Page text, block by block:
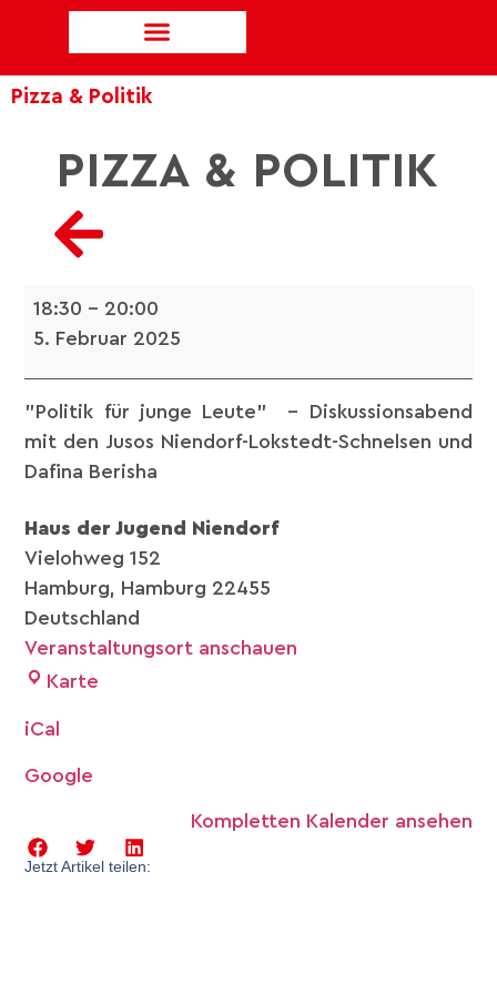
Pizza & Politik
PIZZA & POLITIK
18:30 – 20:00
5. Februar 2025
"Politik für junge Leute" - Diskussionsabend
mit den Jusos Niendorf-Lokstedt-Schnelsen und
Dafina Berisha
Haus der Jugend Niendorf
Vielohweg 152
Hamburg, Hamburg 22455
Deutschland
Veranstaltungsort anschauen
Karte
iCal
Google
Kompletten Kalender ansehen
Jetzt Artikel teilen: